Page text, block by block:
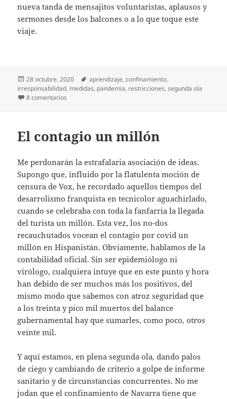
nueva tanda de mensajitos voluntaristas, aplausos y
sermones desde los balcones o a lo que toque este
viaje.
Publicado
el
28 octubre, 2020 Etiquetas
aprendizaje,confinamiento,
irresponsabilidad, medidas, pandemia, restricciones,segunda ola
8 comentarios
El contagio un millón
Me perdonarán la estrafalaria asociación de ideas.
Supongo que, influido por la flatulenta moción de
censura de Vox, he recordado aquellos tiempos del
desarrolismo franquista en tecnicolor aguachirlado,
cuando se celebraba con toda la fanfarria la llegada
del turista un millón. Esta vez, los no-dos
recauchutados vocean el contagio por covid un
millón en Hispanistán. Obviamente, hablamos de la
contabilidad oficial. Sin ser epidemiólogo ni
virólogo, cualquiera intuye que en este punto y hora
han debido de ser muchos más los positivos, del
mismo modo que sabemos con atroz seguridad que
a los treinta y pico mil muertos del balance
gubernamental hay que sumarles, como poco, otros
veinte mil.
Y aquí estamos, en plena segunda ola, dando palos
de ciego y cambiando de criterio a golpe de informe
sanitario y de circunstancias concurrentes. No me
jodan que el confinamiento de Navarra tiene que